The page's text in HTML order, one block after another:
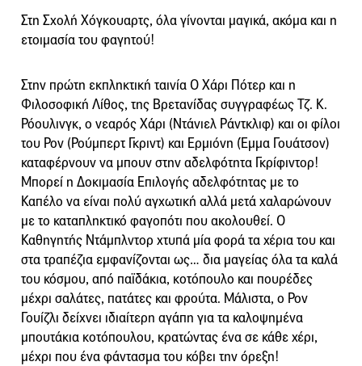
Στη Σχολή Χόγκουαρτς, όλα γίνονται μαγικά, ακόμα και η
ετοιμασία του φαγητού!
Στην πρώτη εκπληκτική ταινία Ο Χάρι Πότερ και η
Φιλοσοφική Λίθος, της Βρετανίδας συγγραφέως Τζ. Κ.
Ρόουλινγκ, ο νεαρός Χάρι (Ντάνιελ Ράντκλιφ) και οι φίλοι
του Ρον (Ρούμπερτ Γκριντ) και Ερμιόνη (Έμμα Γουάτσον)
καταφέρνουν να μπουν στην αδελφότητα Γκρίφιντορ!
Μπορεί η Δοκιμασία Επιλογής αδελφότητας με το
Καπέλο να είναι πολύ αγχωτική αλλά μετά χαλαρώνουν
με το καταπληκτικό φαγοπότι που ακολουθεί. Ο
Καθηγητής Ντάμπλντορ χτυπά μία φορά τα χέρια του και
στα τραπέζια εμφανίζονται ως… δια μαγείας όλα τα καλά
του κόσμου, από παϊδάκια, κοτόπουλο και πουρέδες
μέχρι σαλάτες, πατάτες και φρούτα. Μάλιστα, ο Ρον
Γουίζλι δείχνει ιδιαίτερη αγάπη για τα καλοψημένα
μπουτάκια κοτόπουλου, κρατώντας ένα σε κάθε χέρι,
μέχρι που ένα φάντασμα του κόβει την όρεξη!